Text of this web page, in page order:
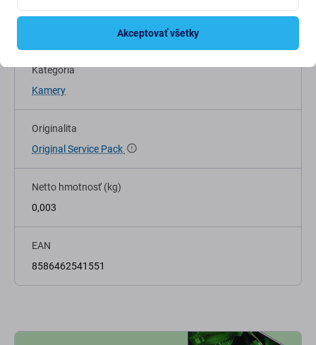
Typ zariadenia
Náhradný diel na mobilný telefón
Kategória
Kamery
Originalita
Original Service Pack
Netto hmotnosť (kg)
0,003
EAN
8586462541551
Akceptovať všetky